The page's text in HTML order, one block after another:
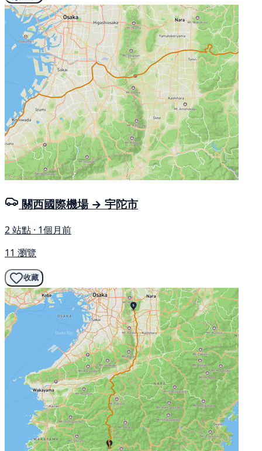
關西國際機場 → 宇陀市
2 站點 · 1個月前
11 瀏覽
收藏